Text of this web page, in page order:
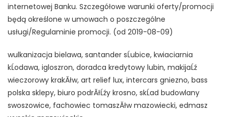
internetowej Banku. Szczegółowe warunki oferty/promocji
będą określone w umowach o poszczególne
usługi/Regulaminie promocji. (od 2019-08-09)
wulkanizacja bielawa, santander sĹubice, kwiaciarnia
kĹodawa, igloszron, doradca kredytowy lubin, makijaĹź
wieczorowy krakĂłw, art relief lux, intercars gniezno, bass
polska sklepy, biuro podrĂłĹźy krosno, skĹad budowlany
swoszowice, fachowiec tomaszĂłw mazowiecki, edmasz